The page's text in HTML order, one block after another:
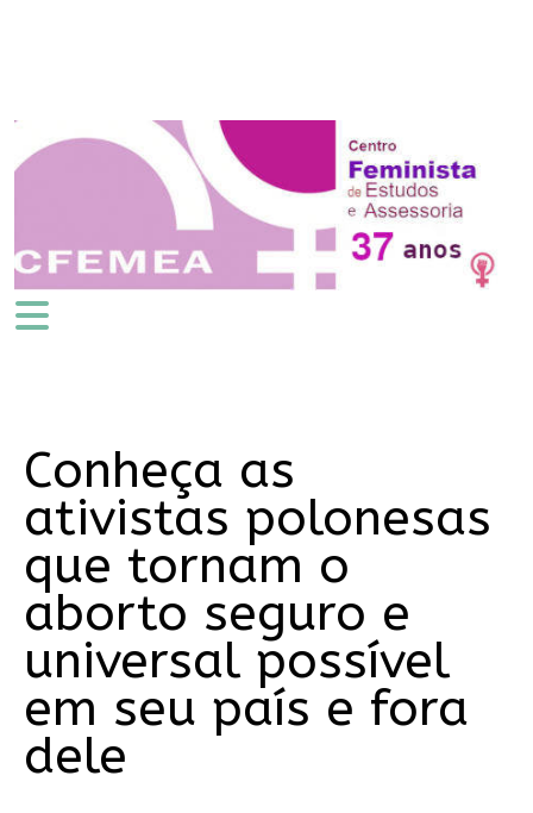
Conheça as
ativistas polonesas
que tornam o
aborto seguro e
universal possível
em seu país e fora
dele